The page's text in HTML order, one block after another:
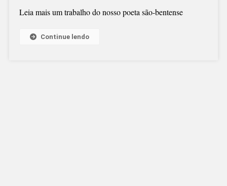
Leia mais um trabalho do nosso poeta são-bentense
Continue lendo